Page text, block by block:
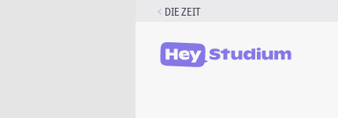
DIE ZEIT